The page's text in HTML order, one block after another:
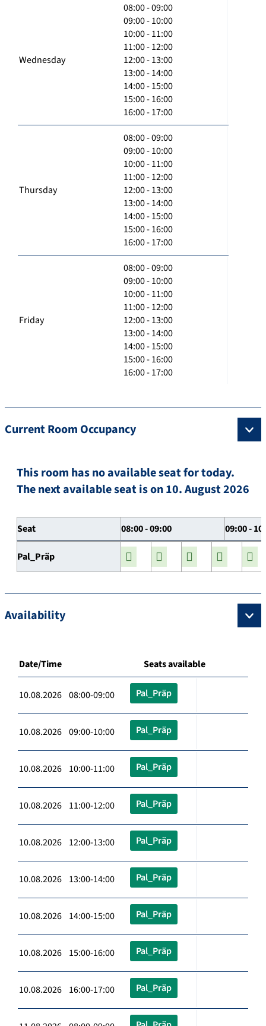
Wednesday
08:00 - 09:00
09:00 - 10:00
10:00 - 11:00
11:00 - 12:00
12:00 - 13:00
13:00 - 14:00
14:00 - 15:00
15:00 - 16:00
16:00 - 17:00
Thursday
08:00 - 09:00
09:00 - 10:00
10:00 - 11:00
11:00 - 12:00
12:00 - 13:00
13:00 - 14:00
14:00 - 15:00
15:00 - 16:00
16:00 - 17:00
Friday
08:00 - 09:00
09:00 - 10:00
10:00 - 11:00
11:00 - 12:00
12:00 - 13:00
13:00 - 14:00
14:00 - 15:00
15:00 - 16:00
16:00 - 17:00
Current Room Occupancy
This room has no available seat for today.
The next available seat is on 10. August 2026
Seat 08:00 - 09:00 09:00 -
Pal_Präp
Availability
Date/Time Seats available
10.08.2026 08:00-09:00 Pal_Präp
10.08.2026 09:00-10:00 Pal_Präp
10.08.2026 10:00-11:00 Pal_Präp
10.08.2026 11:00-12:00 Pal_Präp
10.08.2026 12:00-13:00 Pal_Präp
10.08.2026 13:00-14:00 Pal_Präp
10.08.2026 14:00-15:00 Pal_Präp
10.08.2026 15:00-16:00 Pal_Präp
10.08.2026 16:00-17:00 Pal_Präp